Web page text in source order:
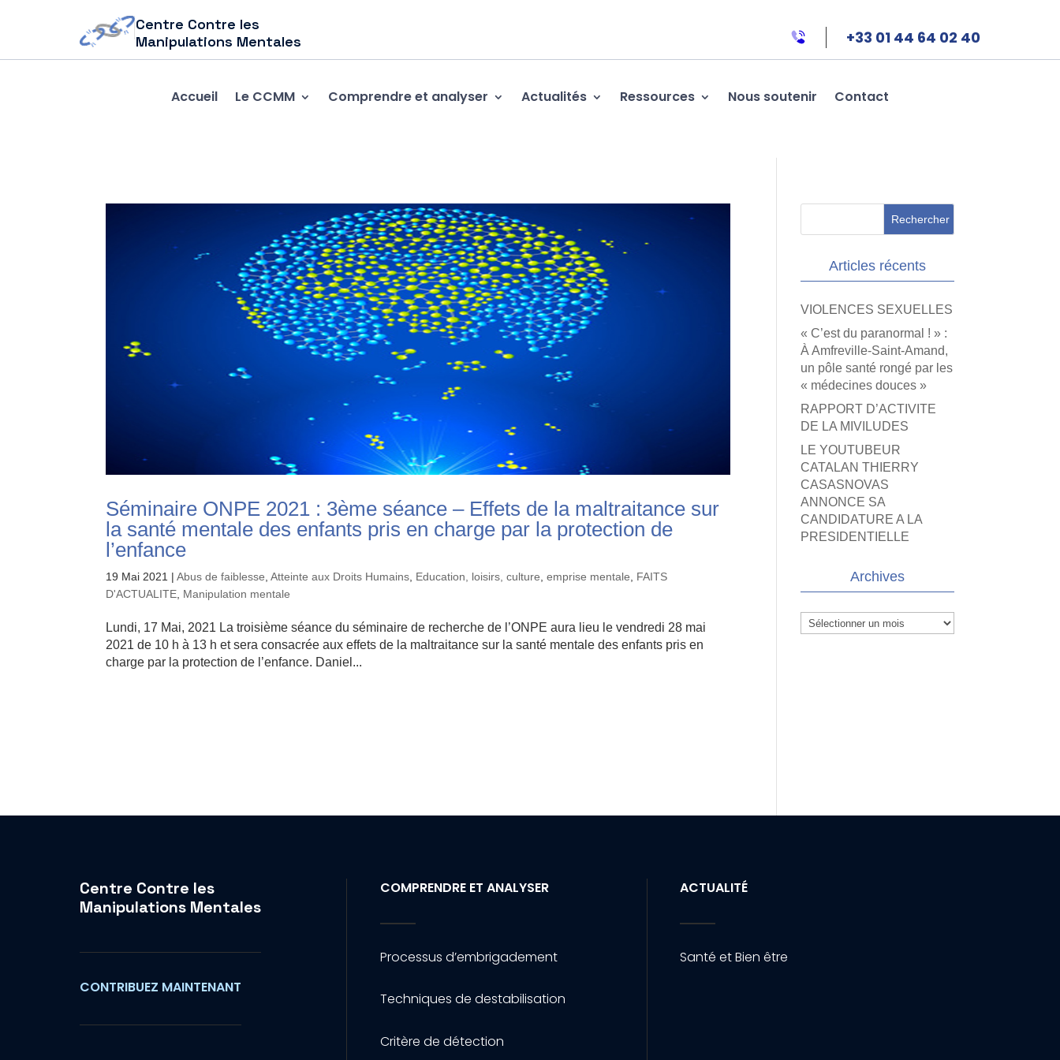
Centre Contre les
Manipulations Mentales
+33 01 44 64 02 40
Accueil Le CCMM Comprendre et analyser Actualités Ressources Nous soutenir Contact
Séminaire ONPE 2021 : 3ème séance – Effets de la maltraitance sur
la santé mentale des enfants pris en charge par la protection de
l’enfance
19 Mai 2021 |Abus de faiblesse ,Atteinte aux Droits Humains Education, loisirs, culture ,emprise mentale
FAITS
D'ACTUALITE Manipulation mentale
Lundi, 17 Mai, 2021 La troisième séance du séminaire de recherche de l’ONPE aura lieu le vendredi 28 mai
2021 de 10 h à 13 h et sera consacrée aux effets de la maltraitance sur la santé mentale des enfants pris en
charge par la protection de l’enfance. Daniel...
Articles récents
VIOLENCES SEXUELLES
« C’est du paranormal ! » :
À Amfreville-Saint-Amand,
un pôle santé rongé par les
« médecines douces »
RAPPORT D’ACTIVITE
DE LA MIVILUDES
LE YOUTUBEUR
CATALAN THIERRY
CASASNOVAS
ANNONCE SA
CANDIDATURE A LA
PRESIDENTIELLE
Archives
Archives
Centre Contre les
Manipulations Mentales
CONTRIBUEZ MAINTENANT
COMPRENDRE ET ANALYSER
Processus d’embrigadement
Techniques de destabilisation
Critère de détection
ACTUALITÉ
Santé et Bien être